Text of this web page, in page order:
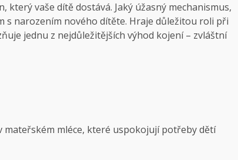
vaše dítě dostává. Jaký úžasný mechanismus,
s narozením nového dítěte. Hraje důležitou roli při
jednu z nejdůležitějších výhod kojení – zvláštní
mateřském mléce, které uspokojují potřeby dětí